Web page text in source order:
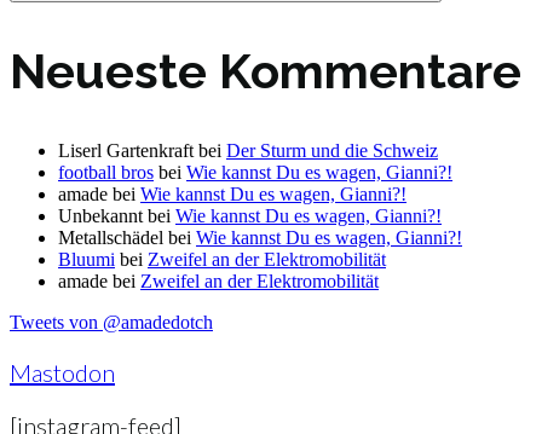
Neueste Kommentare
Liserl Gartenkraft bei Der Sturm und die Schweiz
football bros bei Wie kannst Du es wagen, Gianni?!
amade bei Wie kannst Du es wagen, Gianni?!
Unbekannt bei Wie kannst Du es wagen, Gianni?!
Metallschädel bei Wie kannst Du es wagen, Gianni?!
Bluumi bei Zweifel an der Elektromobilität
amade bei Zweifel an der Elektromobilität
Tweets von @amadedotch
Mastodon
[instagram-feed]